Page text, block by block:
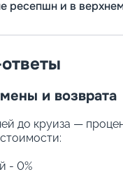
ресепшн и в
и возврата
до круиза —
- 0%